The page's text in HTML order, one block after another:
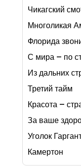
Чикагский
Многоликая
Флорида
С мира – по
Из дальних
Третий тайм
Красота –
За ваше
Уголок
Камертон